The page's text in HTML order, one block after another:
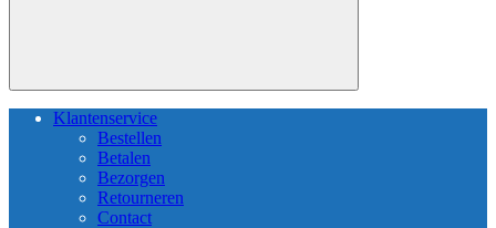
Klantenservice
Bestellen
Betalen
Bezorgen
Retourneren
Contact